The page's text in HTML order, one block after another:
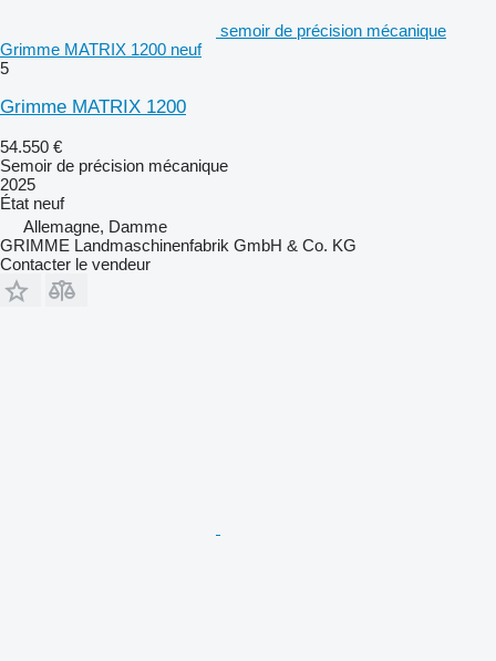
semoir de précision mécanique
Grimme MATRIX 1200 neuf
5
Grimme MATRIX 1200
54.550 €
Semoir de précision mécanique
2025
État neuf
Allemagne, Damme
GRIMME Landmaschinenfabrik GmbH & Co. KG
Contacter le vendeur